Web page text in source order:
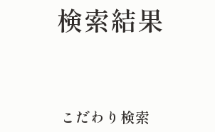
検索結果
こだわり検索